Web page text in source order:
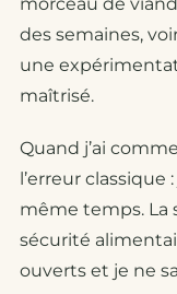
des semaines,
une
maîtrisé.
Quand j’ai
l’erreur
même temps. La
sécurité
ouverts et je ne